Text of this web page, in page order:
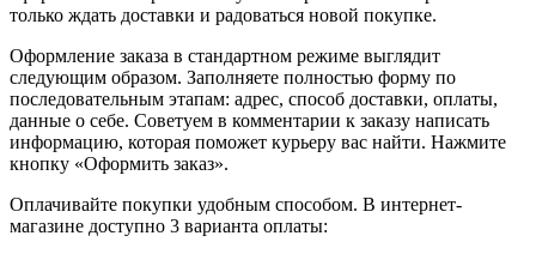
только ждать доставки и радоваться новой покупке.
Оформление заказа в стандартном режиме выглядит
следующим образом. Заполняете полностью форму по
последовательным этапам: адрес, способ доставки, оплаты,
данные о себе. Советуем в комментарии к заказу написать
информацию, которая поможет курьеру вас найти. Нажмите
кнопку «Оформить заказ».
Оплачивайте покупки удобным способом. В интернет-
магазине доступно 3 варианта оплаты: